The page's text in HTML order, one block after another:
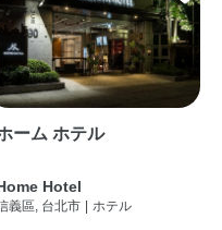
ーム ホテル
Hotel
義區, 台北市 ホテル